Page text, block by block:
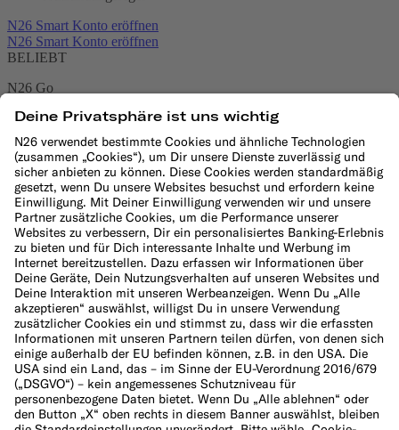
N26 Smart Konto eröffnen
N26 Smart Konto eröffnen
BELIEBT
N26 Go
Die Debitkarte für den Alltag und Reisen